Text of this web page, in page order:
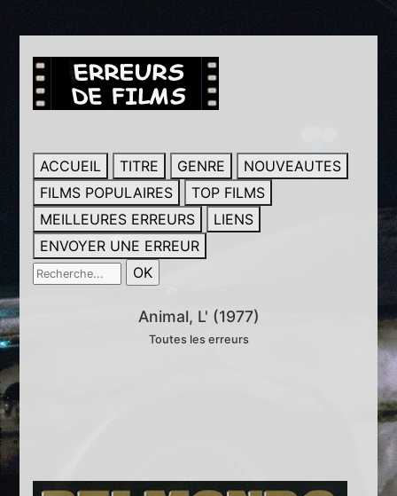
ACCUEIL TITRE GENRE
NOUVEAUTES
FILMS POPULAIRES
TOP FILMS
MEILLEURES ERREURS
LIENS
ENVOYER UNE ERREUR
Animal, L' (1977)
Toutes les erreurs